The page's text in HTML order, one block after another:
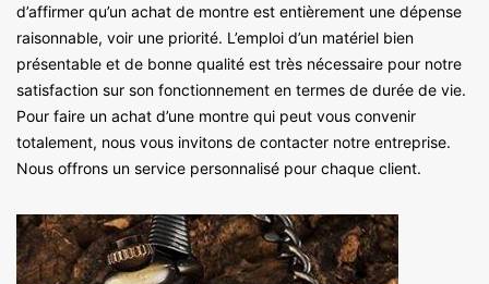
d’affirmer qu’un achat de montre est entièrement une dépense
raisonnable, voir une priorité. L’emploi d’un matériel bien
présentable et de bonne qualité est très nécessaire pour notre
satisfaction sur son fonctionnement en termes de durée de vie.
Pour faire un achat d’une montre qui peut vous convenir
totalement, nous vous invitons de contacter notre entreprise.
Nous offrons un service personnalisé pour chaque client.